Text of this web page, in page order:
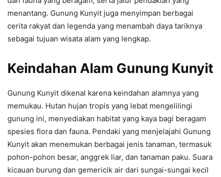
menantang. Gunung Kunyit juga menyimpan berbagai
cerita rakyat dan legenda yang menambah daya tariknya
sebagai tujuan wisata alam yang lengkap.
Keindahan Alam Gunung Kunyit
Gunung Kunyit dikenal karena keindahan alamnya yang
memukau. Hutan hujan tropis yang lebat mengelilingi
gunung ini, menyediakan habitat yang kaya bagi beragam
spesies flora dan fauna. Pendaki yang menjelajahi Gunung
Kunyit akan menemukan berbagai jenis tanaman, termasuk
pohon-pohon besar, anggrek liar, dan tanaman paku. Suara
kicauan burung dan gemericik air dari sungai-sungai kecil